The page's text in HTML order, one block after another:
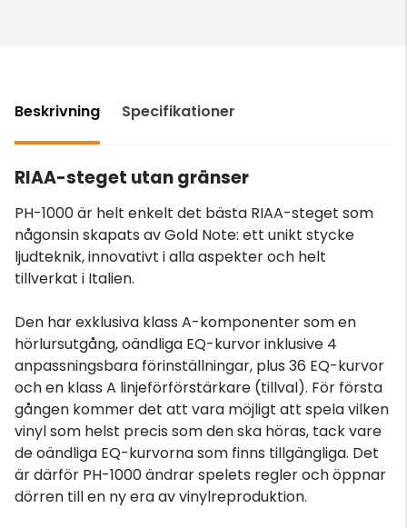
Beskrivning Specifikationer
RIAA-steget utan gränser
PH-1000 är helt enkelt det bästa RIAA-steget som
någonsin skapats av Gold Note: ett unikt stycke
ljudteknik, innovativt i alla aspekter och helt
tillverkat i Italien.
Den har exklusiva klass A-komponenter som en
hörlursutgång, oändliga EQ-kurvor inklusive 4
anpassningsbara förinställningar, plus 36 EQ-kurvor
och en klass A linjeförförstärkare (tillval). För första
gången kommer det att vara möjligt att spela vilken
vinyl som helst precis som den ska höras, tack vare
de oändliga EQ-kurvorna som finns tillgängliga. Det
är därför PH-1000 ändrar spelets regler och öppnar
dörren till en ny era av vinylreproduktion.